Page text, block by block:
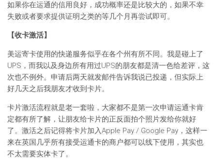
如果你在运通的信用良好，成功概率还是比较大的，如果不幸
失败或者要求提供证明之类的等几个月再尝试即可。
【收卡激活】
美运寄卡使用的快递服务似乎在各个州有所不同。我是碰上了
UPS，而我以及身边所有用过UPS的朋友都是清一色给差评，这
次也不例外。申请后两天就发邮件告诉我说已投递，但实际上
好几天之后我朋友才收到卡片。
卡片激活流程就是老一套啦，大家都不是第一次申请运通卡肯
定都有所了解，让朋友给卡片的正反面拍个照片发给你就好
了。激活之后记得将卡片加入Apple Pay / Google Pay，这样一
来在英国几乎所有接受运通卡的商户都可以线下使用，其实也
不太需要实体卡了。